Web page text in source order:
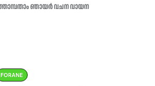
ഞായർ വചന വായന
FORANE